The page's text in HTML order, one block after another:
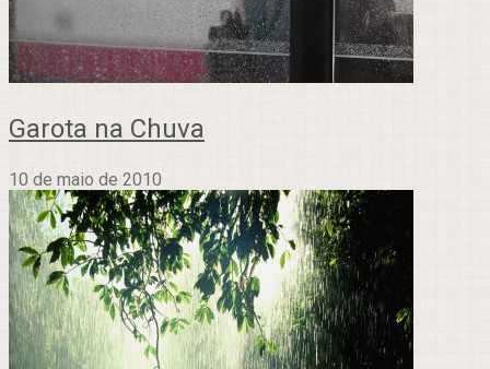
Garota na Chuva
10 de maio de 2010